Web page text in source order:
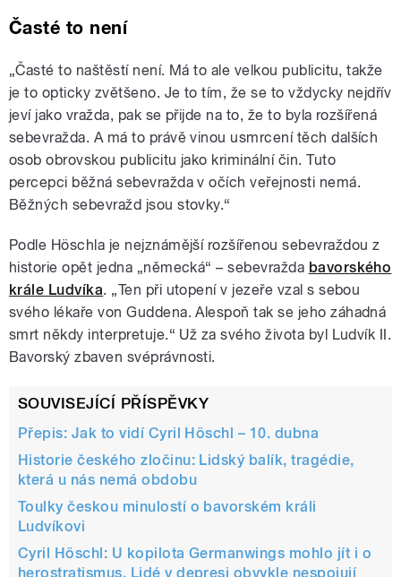
Časté to není
„Časté to naštěstí není. Má to ale velkou publicitu, takže
je to opticky zvětšeno. Je to tím, že se to vždycky nejdřív
jeví jako vražda, pak se přijde na to, že to byla rozšířená
sebevražda. A má to právě vinou usmrcení těch dalších
osob obrovskou publicitu jako kriminální čin. Tuto
percepci běžná sebevražda v očích veřejnosti nemá.
Běžných sebevražd jsou stovky.“
Podle Höschla je nejznámější rozšířenou sebevraždou z
historie opět jedna „německá“ – sebevražda bavorského
krále Ludvíka. „Ten při utopení v jezeře vzal s sebou
svého lékaře von Guddena. Alespoň tak se jeho záhadná
smrt někdy interpretuje.“ Už za svého života byl Ludvík II.
Bavorský zbaven svéprávnosti.
SOUVISEJÍCÍ PŘÍSPĚVKY
Přepis: Jak to vidí Cyril Höschl – 10. dubna
Historie českého zločinu: Lidský balík, tragédie,
která u nás nemá obdobu
Toulky českou minulostí o bavorském králi
Ludvíkovi
Cyril Höschl: U kopilota Germanwings mohlo jít i o
herostratismus. Lidé v depresi obvykle nespojují